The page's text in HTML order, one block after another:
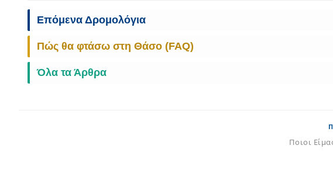
Επόμενα Δρομολόγια
Πώς θα φτάσω στη Θάσο (FAQ)
Όλα τα Άρθρα
Ποιοι